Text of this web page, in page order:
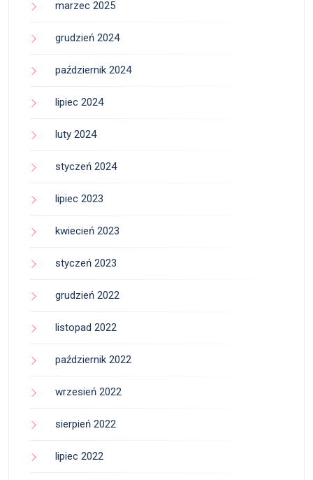
marzec 2025
grudzień 2024
październik 2024
lipiec 2024
luty 2024
styczeń 2024
lipiec 2023
kwiecień 2023
styczeń 2023
grudzień 2022
listopad 2022
październik 2022
wrzesień 2022
sierpień 2022
lipiec 2022